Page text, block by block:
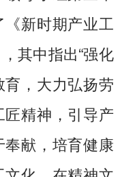
新时期产业工
其中指出“强化
，大力弘扬劳
精神，引导产
献，培育健康